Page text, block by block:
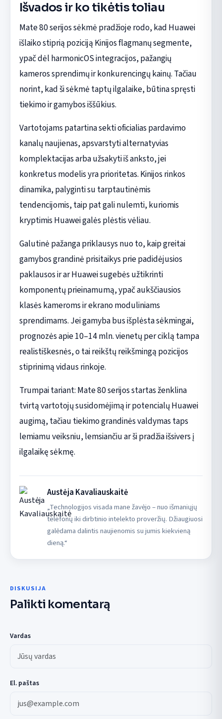
Išvados ir ko tikėtis toliau
Mate 80 serijos sėkmė pradžioje rodo, kad Huawei
išlaiko stiprią poziciją Kinijos flagmanų segmente,
ypač dėl harmonicOS integracijos, pažangių
kameros sprendimų ir konkurencingų kainų. Tačiau
norint, kad ši sėkmė taptų ilgalaike, būtina spręsti
tiekimo ir gamybos iššūkius.
Vartotojams patartina sekti oficialias pardavimo
kanalų naujienas, apsvarstyti alternatyvias
komplektacijas arba užsakyti iš anksto, jei
konkretus modelis yra prioritetas. Kinijos rinkos
dinamika, palyginti su tarptautinėmis
tendencijomis, taip pat gali nulemti, kuriomis
kryptimis Huawei galės plėstis vėliau.
Galutinė pažanga priklausys nuo to, kaip greitai
gamybos grandinė prisitaikys prie padidėjusios
paklausos ir ar Huawei sugebės užtikrinti
komponentų prieinamumą, ypač aukščiausios
klasės kameroms ir ekrano moduliniams
sprendimams. Jei gamyba bus išplėsta sėkmingai,
prognozės apie 10–14 mln. vienetų per ciklą tampa
realistiškesnės, o tai reikštų reikšmingą pozicijos
stiprinimą vidaus rinkoje.
Trumpai tariant: Mate 80 serijos startas ženklina
tvirtą vartotojų susidomėjimą ir potencialų Huawei
augimą, tačiau tiekimo grandinės valdymas taps
lemiamu veiksniu, lemsiančiu ar ši pradžia išsivers į
ilgalaikę sėkmę.
Austėja Kavaliauskaitė
„Technologijos visada mane žavėjo – nuo išmaniųjų
telefonų iki dirbtinio intelekto proveržių. Džiaugiuosi
galėdama dalintis naujienomis su jumis kiekvieną
dieną.“
DISKUSIJA
Palikti komentarą
Vardas
El. paštas